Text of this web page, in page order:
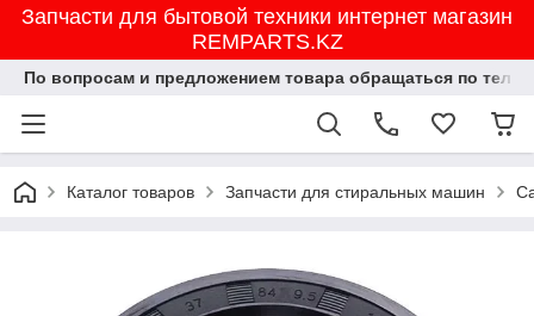
Запчасти для бытовой техники интернет магазин
REMPARTS.KZ
По вопросам и предложением товара обращаться по
Каталог товаров Запчасти для стиральных машин